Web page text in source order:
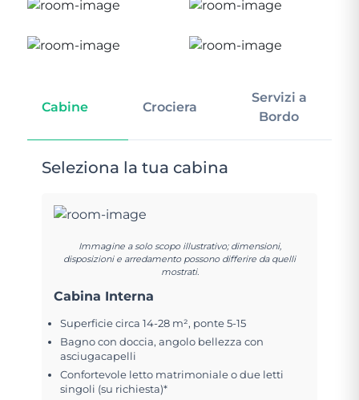
Cabine Crociera
Servizi a
Bordo
Seleziona la tua cabina
Immagine a solo scopo illustrativo; dimensioni,
disposizioni e arredamento possono differire da quelli
mostrati.
Cabina Interna
Superficie circa 14-28 m², ponte 5-15
Bagno con doccia, angolo bellezza con
asciugacapelli
Confortevole letto matrimoniale o due letti
singoli (su richiesta)*